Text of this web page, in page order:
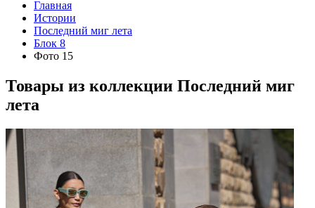
Главная
Истории
Последний миг лета
Блок 8
Фото 15
Товары из коллекции Последний миг
лета